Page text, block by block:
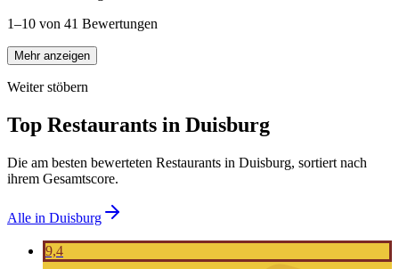
1–10 von 41 Bewertungen
Mehr anzeigen
Weiter stöbern
Top Restaurants in Duisburg
Die am besten bewerteten Restaurants in Duisburg, sortiert nach
ihrem Gesamtscore.
Alle in Duisburg
9,4